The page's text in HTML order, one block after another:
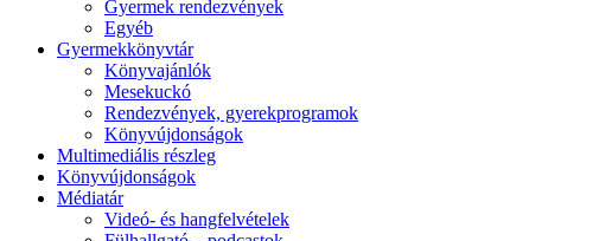
Gyermek rendezvények
Egyéb
Gyermekkönyvtár
Könyvajánlók
Mesekuckó
Rendezvények, gyerekprogramok
Könyvújdonságok
Multimediális részleg
Könyvújdonságok
Médiatár
Videó- és hangfelvételek